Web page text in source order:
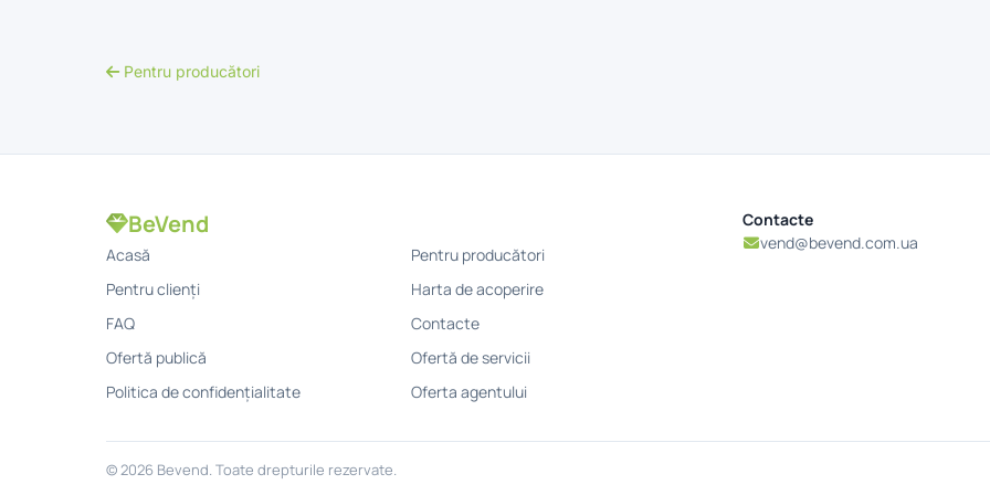
Pentru producători
BeVend
Acasă
Pentru producători
Pentru clienți
Harta de acoperire
FAQ
Contacte
Ofertă publică
Ofertă de servicii
Politica de confidențialitate
Oferta agentului
Contacte
vend@bevend.com.ua
© 2026 Bevend. Toate drepturile rezervate.